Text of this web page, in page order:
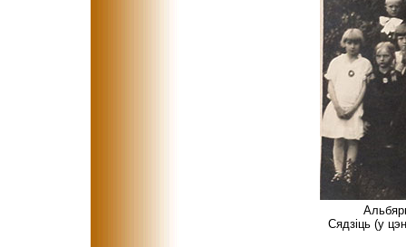
Сядзіць (у